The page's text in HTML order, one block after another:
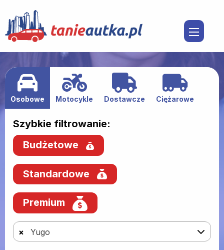
Osobowe Motocykle Dostawcze Ciężarowe
Szybkie filtrowanie:
Budżetowe
Standardowe
Premium
× Yugo